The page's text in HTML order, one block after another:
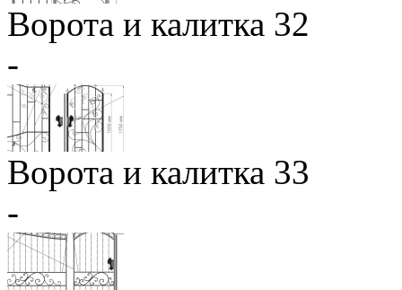
Ворота и калитка 32
-
Ворота и калитка 33
-